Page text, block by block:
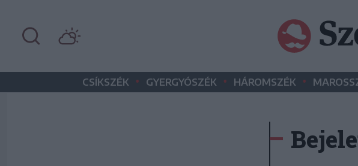
CSÍKSZÉK • GYERGYÓSZÉK • HÁROMSZÉK •